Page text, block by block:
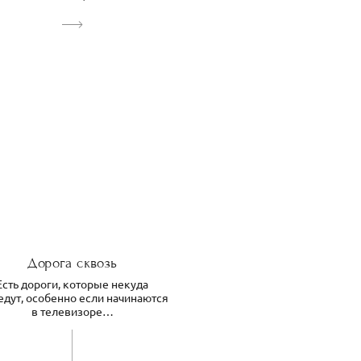
Дорога сквозь
дороги, которые некуда
особенно если начинаются
в телевизоре…